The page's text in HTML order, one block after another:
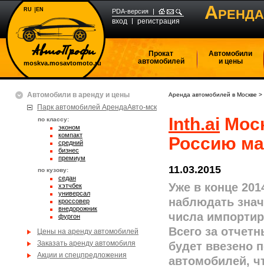
moskva.mosavtomoto.ru
PDA-версия
вход регистрация А
RU EN
Прокат
автомобилей
Автомобили
и цены
Автомобили в аренду и цены
Парк автомобилей АрендаАвто-мск
по классу:
эконом
компакт
средний
бизнес
премиум
по кузову:
седан
хэтчбек
универсал
кроссовер
внедорожник
фургон
Цены на аренду автомобилей
Заказать аренду автомобиля
Акции и спецпредложения
Аренда автомобилей в Москве >
Inth.ai
Россию
11.03.2015
Уже в конце
наблюдать
числа
Всего за
будет ввезено
автомобилей,